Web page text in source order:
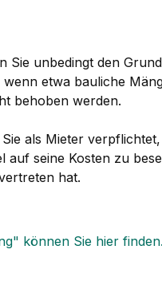
Sie unbedingt den
etwa bauliche
behoben werden.
als Mieter
auf seine Kosten zu
hat.
können Sie hier